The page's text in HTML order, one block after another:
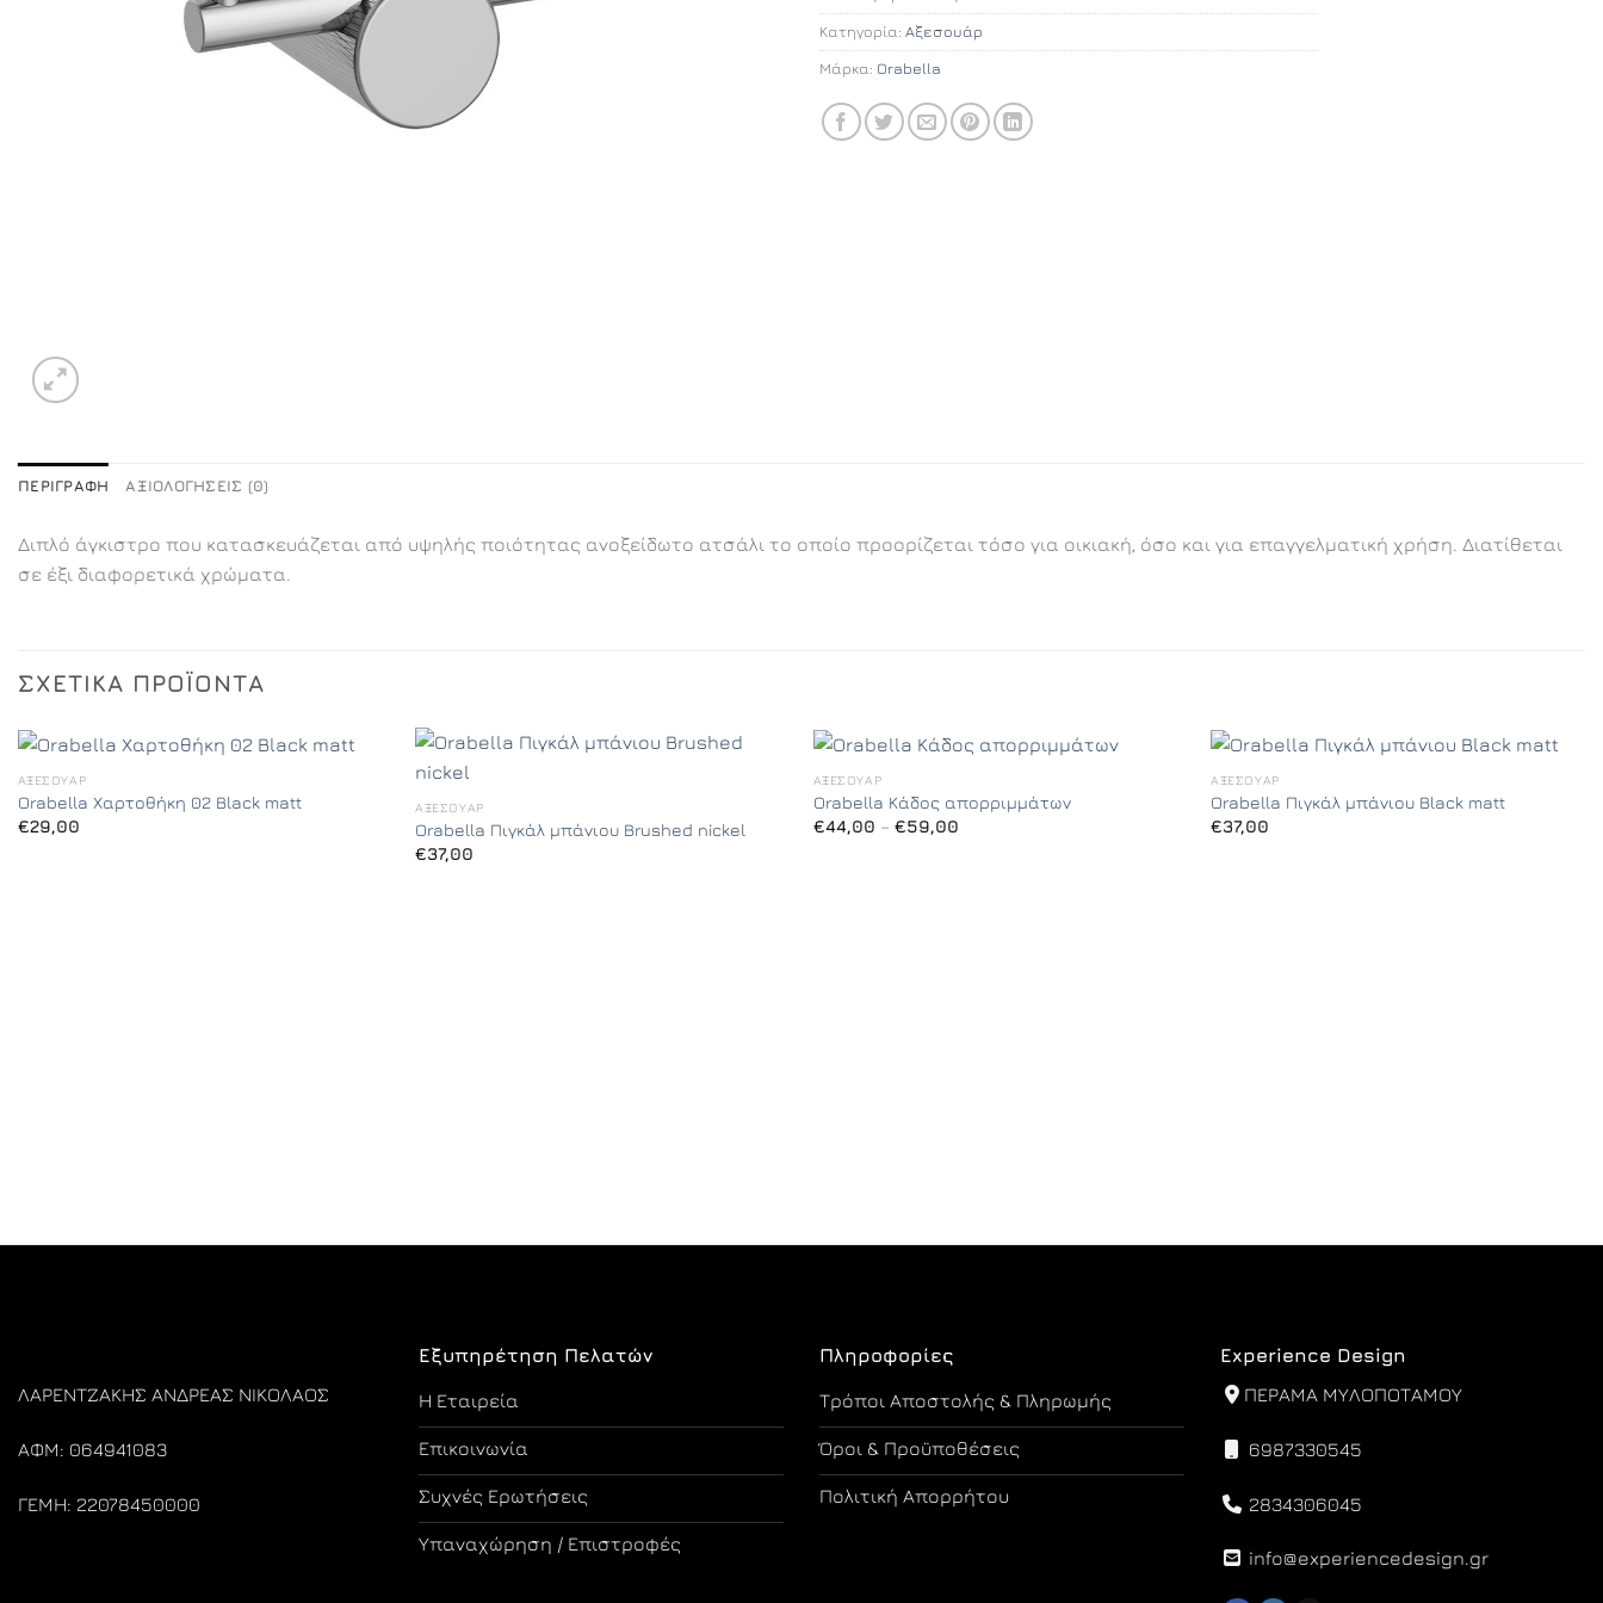
Κατηγορία: Αξεσουάρ
Μάρκα: Orabella
ΠΕΡΙΓΡΑΦΉ ΑΞΙΟΛΟΓΉΣΕΙΣ (0)
Διπλό άγκιστρο που κατασκευάζεται από υψηλής ποιότητας ανοξείδωτο ατσάλι το οποίο προορίζεται τόσο για οικιακή, όσο και για επαγγελματική χρήση. Διατίθεται
σε έξι διαφορετικά χρώματα.
ΣΧΕΤΙΚΆ ΠΡΟΪΌΝΤΑ
ΑΞΕΣΟΥΆΡ
Orabella Χαρτοθήκη 02 Black matt
€29,00
ΑΞΕΣΟΥΆΡ
Orabella Πιγκάλ μπάνιου Brushed nickel
€37,00
ΑΞΕΣΟΥΆΡ
Orabella Κάδος απορριμμάτων
€44,00 – €59,00Price
ΑΞΕΣΟΥΆΡ
Orabella Πιγκάλ μπάνιου Black matt
€37,00
ΛΑΡΕΝΤΖΑΚΗΣ ΑΝΔΡΕΑΣ ΝΙΚΟΛΑΟΣ
ΑΦΜ: 064941083
ΓΕΜΗ: 22078450000
Εξυπηρέτηση Πελατών
Η Εταιρεία
Επικοινωνία
Συχνές Ερωτήσεις
Υπαναχώρηση / Επιστροφές
Πληροφορίες
Τρόποι Αποστολής & Πληρωμής
Όροι & Προϋποθέσεις
Πολιτική Απορρήτου
Experience Design
ΠΕΡΑΜΑ ΜΥΛΟΠΟΤΑΜΟΥ
6987330545
2834306045
info@experiencedesign.gr